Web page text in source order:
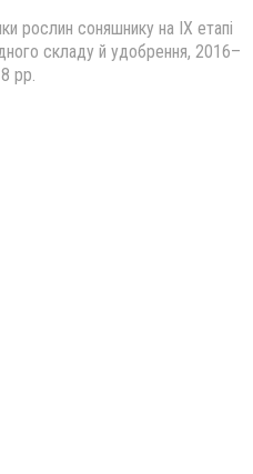
рослин соняшнику на ІХ етапі
складу й удобрення, 2016–
рр.